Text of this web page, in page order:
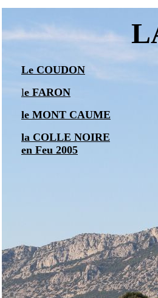
LA
Le COUDON
le FARON
le MONT CAUME
la COLLE NOIRE
en Feu 2005